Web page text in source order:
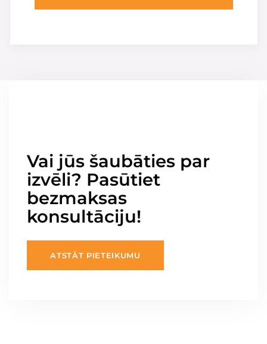
Vai jūs šaubāties par
izvēli? Pasūtiet
bezmaksas
konsultāciju!
ATSTĀT PIETEIKUMU